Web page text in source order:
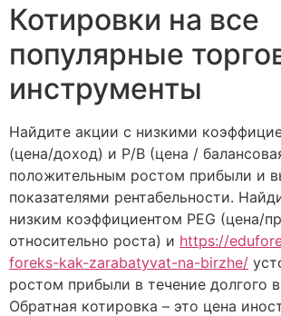
Котировки на все
популярные
инструменты
Найдите акции с низкими
(цена/доход) и P/B (цена /
положительным ростом прибыли и
показателями рентабельности.
низким коэффициентом PEG (цена/
относительно роста) и https://
foreks-kak-zarabatyvat-na-birzhe/
ростом прибыли в течение долгого
Обратная котировка – это цена